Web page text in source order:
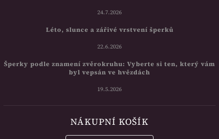
24.7.2026
Léto, slunce a zářivé vrstvení šperků
22.6.2026
Šperky podle znamení zvěrokruhu: Vyberte si ten, který vám
byl vepsán ve hvězdách
19.5.2026
NÁKUPNÍ KOŠÍK